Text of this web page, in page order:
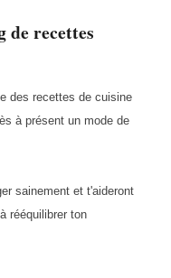
de recettes
des recettes de cuisine
à présent un mode de
sainement et t'aideront
rééquilibrer ton